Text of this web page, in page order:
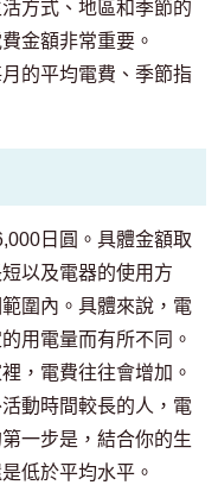
方式、地區和季節的
金額非常重要。
的平均電費、季節指
日圓。具體金額取
以及電器的使用方
圍內。具體來說，電
用電量而有所不同。
，電費往往會增加。
動時間較長的人，電
一步是，結合你的生
低於平均水平。